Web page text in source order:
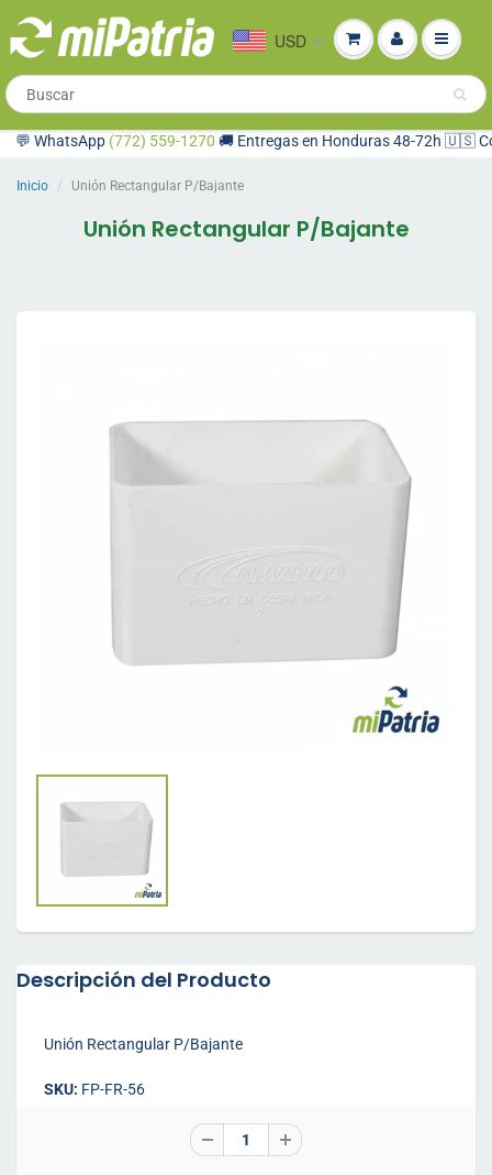
USD
WhatsApp(772) 559-1270🚚 Entregas en Honduras 48-72h 🇺🇸
Inicio Unión Rectangular P/Bajante
Unión Rectangular P/Bajante
Descripción del Producto
Unión Rectangular P/Bajante
SKU: FP-FR-56